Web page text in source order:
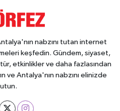
nabzını tutan internet
keşfedin. Gündem, siyaset,
etkinlikler ve daha fazlasından
ve Antalya'nın nabzını elinizde